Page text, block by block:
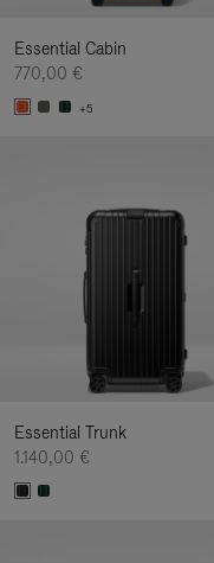
Essential Cabin
770,00 €
+5
Essential Trunk
1.140,00 €